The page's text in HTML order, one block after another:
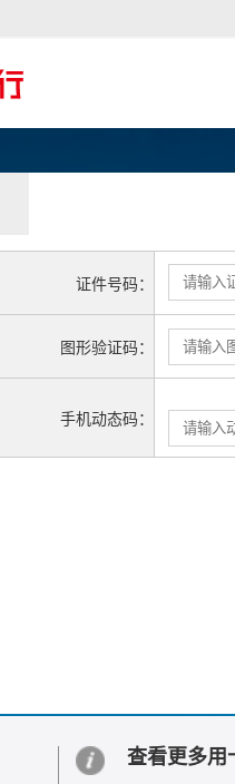
证件号码：
图形验证码：
手机动态码：
查看更多用